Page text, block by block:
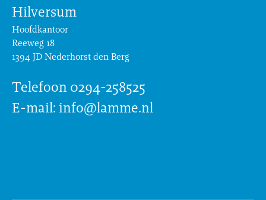
Hilversum
Hoofdkantoor
Reeweg 18
1394 JD Nederhorst den Berg
Telefoon 0294-258525
E-mail: info@lamme.nl